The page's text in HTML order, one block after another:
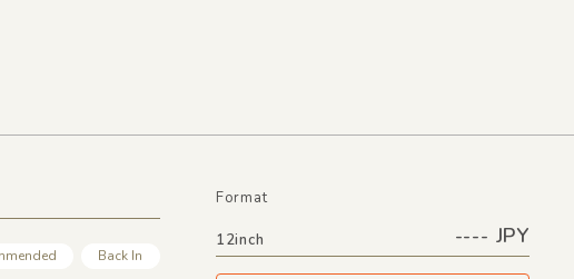
Back In
Format
12inch ---- JPY